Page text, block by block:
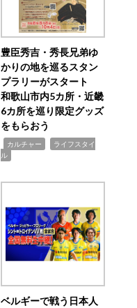
豊臣秀吉・秀長兄弟ゆ
かりの地を巡るスタン
プラリーがスタート
和歌山市内5カ所・近畿
6カ所を巡り限定グッズ
をもらおう
カルチャー
ライフスタイ
ル
ベルギーで戦う日本人